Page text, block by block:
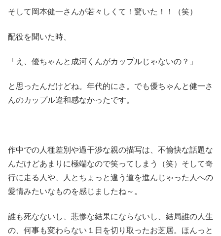
そして岡本健一さんが若々しくて！驚いた！！（笑）
配役を聞いた時、
「え、優ちゃんと成河くんがカップルじゃないの？」
と思ったんだけどね。年代的にさ。でも優ちゃんと健一さ
んのカップル違和感なかったです。
作中での人種差別や過干渉な親の描写は、不愉快な話題な
んだけどあまりに極端なので笑ってしまう（笑）そして奇
行に走る人や、人とちょっと違う道を進んじゃった人への
愛情みたいなものを感じましたね～。
誰も死なないし、悲惨な結果にならないし、結局誰の人生
の、何事も変わらない１日を切り取ったお芝居。ほんっと